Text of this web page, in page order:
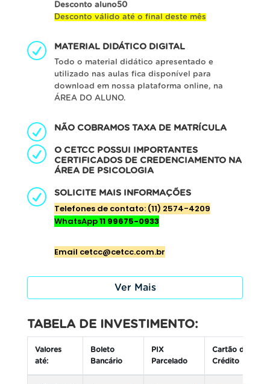
Desconto aluno50
Desconto válido até o final deste mês
MATERIAL DIDÁTICO DIGITAL
Todo o material didático apresentado e
utilizado nas aulas fica disponível para
download em nossa plataforma online, na
ÁREA DO ALUNO.
NÃO COBRAMOS TAXA DE MATRÍCULA
O CETCC POSSUI IMPORTANTES
CERTIFICADOS DE CREDENCIAMENTO NA
ÁREA DE PSICOLOGIA
SOLICITE MAIS INFORMAÇÕES
Telefones de contato: (11) 2574-4209
WhatsApp11 99675-0933
Email cetcc@cetcc.com.br
Ver Mais
TABELA DE INVESTIMENTO:
Valores
até:
Boleto
Bancário
PIX
Parcelado
Cartão de
Crédito